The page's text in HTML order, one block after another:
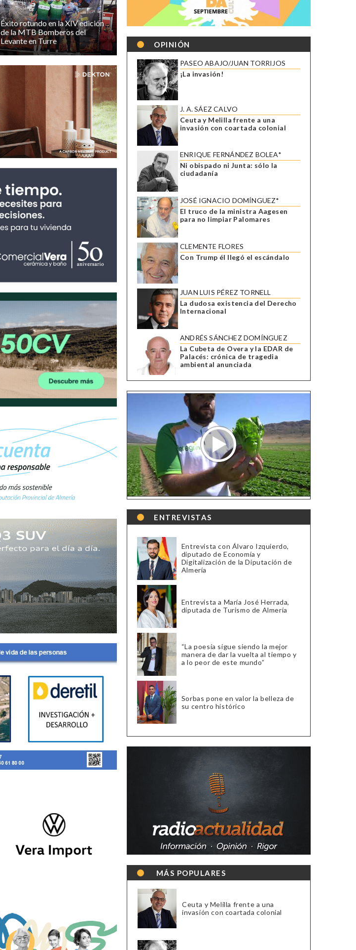
Éxito rotundo en la XIV edición
de la MTB Bomberos del
Levante en Turre
OPINIÓN
PASEO ABAJO/JUAN TORRIJOS
¡La invasión!
J. A. SÁEZ CALVO
Ceuta y Melilla frente a una
invasión con coartada colonial
ENRIQUE FERNÁNDEZ BOLEA*
Ni obispado ni Junta: sólo la
ciudadanía
JOSÉ IGNACIO DOMÍNGUEZ*
El truco de la ministra Aagesen
para no limpiar Palomares
CLEMENTE FLORES
Con Trump él llegó el escándalo
JUAN LUIS PÉREZ TORNELL
La dudosa existencia del Derecho
Internacional
ANDRÉS SÁNCHEZ DOMÍNGUEZ
La Cubeta de Overa y la EDAR de
Palacés: crónica de tragedia
ambiental anunciada
ENTREVISTAS
Entrevista con Álvaro Izquierdo,
diputado de Economía y
Digitalización de la Diputación de
Almería
Entrevista a María José Herrada,
diputada de Turismo de Almería
“La poesía sigue siendo la mejor
manera de dar la vuelta al tiempo y
a lo peor de este mundo”
Sorbas pone en valor la belleza de
su centro histórico
MÁS POPULARES
Ceuta y Melilla frente a una
invasión con coartada colonial